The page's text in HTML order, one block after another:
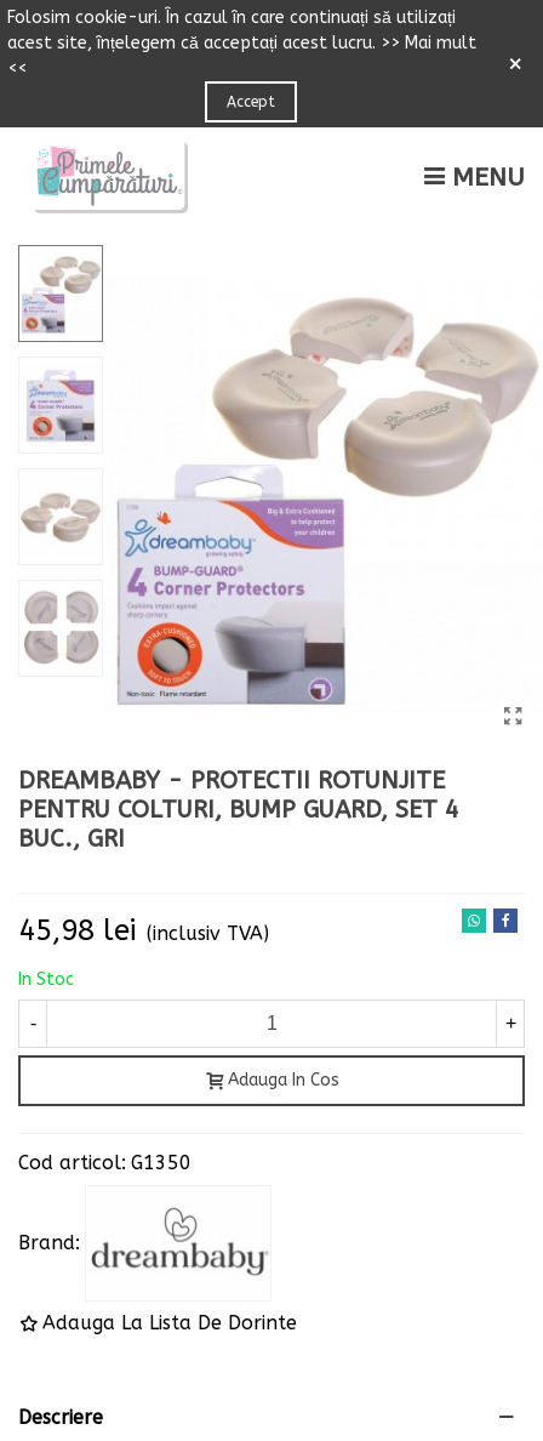
Folosim cookie-uri. n cazulîn care continuați să utilizați
acest site,înțelegem că acceptați acest lucru. >> Mai mult
<<
Accept
×
MENU
DREAMBABY - PROTECTII ROTUNJITE
PENTRU COLTURI, BUMP GUARD, SET 4
BUC., GRI
45,98 lei (inclusiv TVA)
In Stoc
- +
Adauga In Cos
Cod articol: G1350
Brand:
Adauga La Lista De Dorinte
Descriere